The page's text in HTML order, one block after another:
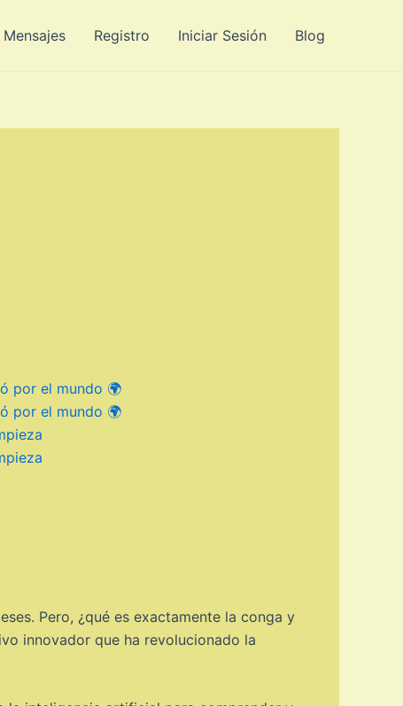
Registro Iniciar Sesión Blog
por el mundo 🌍
por el mundo 🌍
Pero, ¿qué es exactamente la conga y
innovador que ha revolucionado la